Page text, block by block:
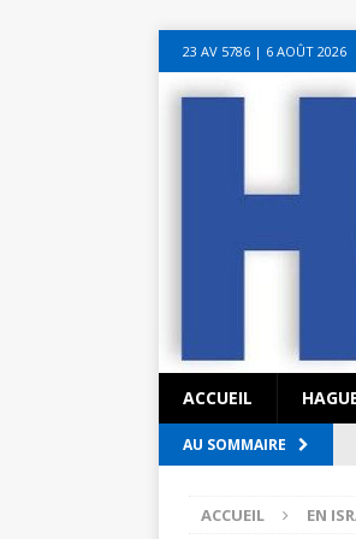
seks hattı numara
canlı sohbet hatları sohbet
23 AV 5786‎ | 6 AOÛT 2026
ACCUEIL
AU SOMMAIRE
ACCUEIL EN